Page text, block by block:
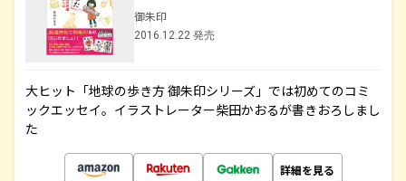
御朱印
2016.12.22 発売
大ヒット「地球の歩き方 御朱印シリーズ」では初めてのコミ
ックエッセイ。イラストレーター柴田かおるが書きおろしまし
た
詳細を見る